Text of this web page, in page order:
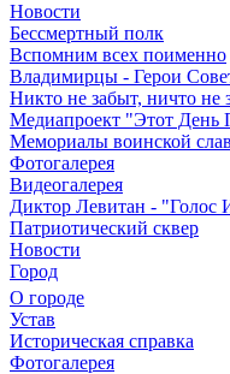
Новости
Бессмертный полк
Вспомним всех поименно
Владимирцы - Герои
Никто не забыт, ничто не
Медиапроект "Этот День
Мемориалы воинской
Фотогалерея
Видеогалерея
Диктор Левитан - "Голос
Патриотический сквер
Новости
Город
О городе
Устав
Историческая справка
Фотогалерея